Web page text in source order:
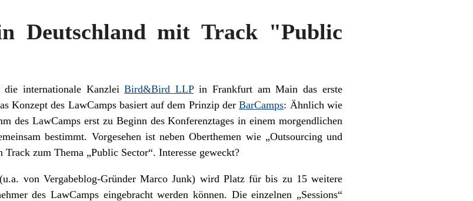
Deutschland mit Track "Public
die internationale KanzleiBird&Bird LLPin Frankfurt am Main das erste
Konzept des LawCamps basiert auf dem Prinzip derBarCamps: Ähnlich wie
des LawCamps erst zu Beginn des Konferenztages in einem morgendlichen
bestimmt. Vorgesehen ist neben Oberthemen wie „Outsourcing und
zum Thema „Public Sector“. Interesse geweckt?
von Vergabeblog-Gründer Marco Junk) wird Platz für bis zu 15 weitere
des LawCamps eingebracht werden können. Die einzelnen „Sessions“